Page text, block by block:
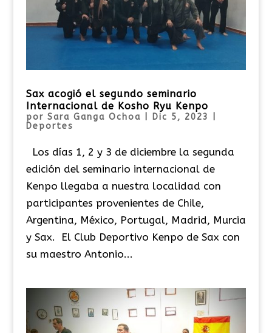
Sax acogió el segundo seminario
Internacional de Kosho Ryu Kenpo
por Sara Ganga Ochoa Dic 5, 2023
Deportes
Los días 1, 2 y 3 de diciembre la segunda
edición del seminario internacional de
Kenpo llegaba a nuestra localidad con
participantes provenientes de Chile,
Argentina, México, Portugal, Madrid, Murcia
y Sax. El Club Deportivo Kenpo de Sax con
su maestro Antonio...